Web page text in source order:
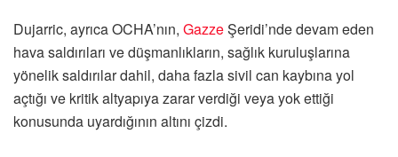
Dujarric, ayrıca OCHA’nın, GazzeŞeridi’nde devam eden
hava saldırıları ve düşmanlıkların, sağlık kuruluşlarına
yönelik saldırılar dahil, daha fazla sivil can kaybına yol
açtığı ve kritik altyapıya zarar verdiği veya yok ettiği
konusunda uyardığının altını çizdi.